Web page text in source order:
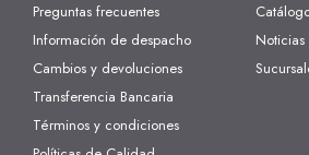
Preguntas frecuentes
Información de despacho
Cambios y devoluciones
Transferencia Bancaria
Términos y condiciones
Noticias